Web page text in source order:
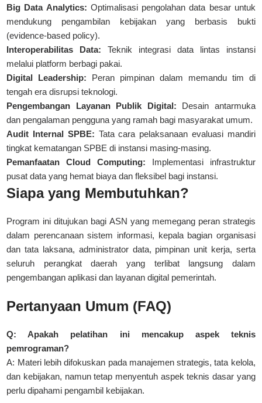
Big Data Analytics: Optimalisasi pengolahan data besar untuk
mendukung pengambilan kebijakan yang berbasis bukti
(evidence-based policy).
Interoperabilitas Data: Teknik integrasi data lintas instansi
melalui platform berbagi pakai.
Digital Leadership: Peran pimpinan dalam memandu tim di
tengah era disrupsi teknologi.
Pengembangan Layanan Publik Digital: Desain antarmuka
dan pengalaman pengguna yang ramah bagi masyarakat umum.
Audit Internal SPBE: Tata cara pelaksanaan evaluasi mandiri
tingkat kematangan SPBE di instansi masing-masing.
Pemanfaatan Cloud Computing: Implementasi infrastruktur
pusat data yang hemat biaya dan fleksibel bagi instansi.
Siapa yang Membutuhkan?
Program ini ditujukan bagi ASN yang memegang peran strategis
dalam perencanaan sistem informasi, kepala bagian organisasi
dan tata laksana, administrator data, pimpinan unit kerja, serta
seluruh perangkat daerah yang terlibat langsung dalam
pengembangan aplikasi dan layanan digital pemerintah.
Pertanyaan Umum (FAQ)
Q: Apakah pelatihan ini mencakup aspek teknis
pemrograman?
A: Materi lebih difokuskan pada manajemen strategis, tata kelola,
dan kebijakan, namun tetap menyentuh aspek teknis dasar yang
perlu dipahami pengambil kebijakan.